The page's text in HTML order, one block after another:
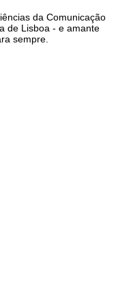
da Comunicação
de Lisboa - e amante
sempre.